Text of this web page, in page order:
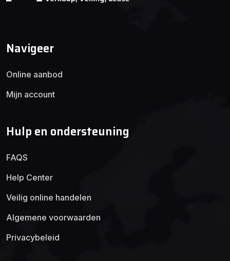
Navigeer
Online aanbod
Mijn account
Hulp en ondersteuning
FAQS
Help Center
Veilig online handelen
Algemene voorwaarden
Privacybeleid